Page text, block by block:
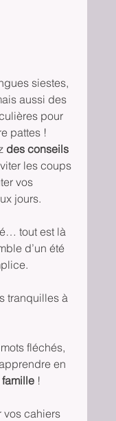
siestes,
aussi des
pour
pattes !
des conseils
les coups
vos
jours.
tout est là
d’un été
tranquilles à
fléchés,
en
famille !
vos cahiers